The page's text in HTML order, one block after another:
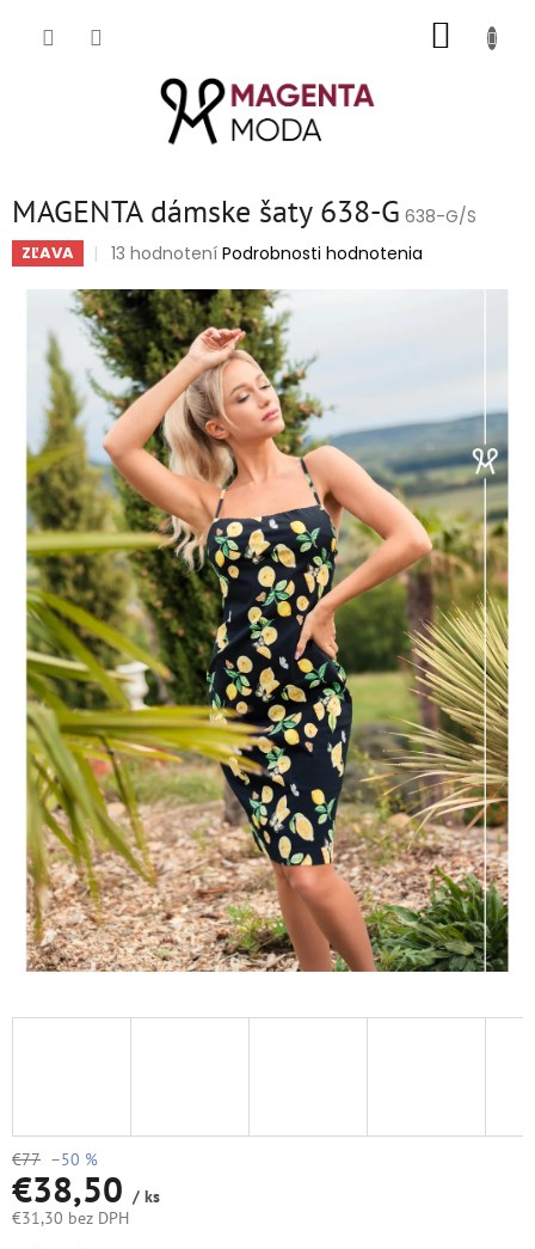
MAGENTA dámske šaty 638-G 638-G/S
ZĽAVA
Priemerné
produktu
je
4,9
z
5
hviezdičiek.
13 hodnotení Podrobnosti hodnotenia
€77 –50 %
€38,50 / ks
€31,30 bez DPH